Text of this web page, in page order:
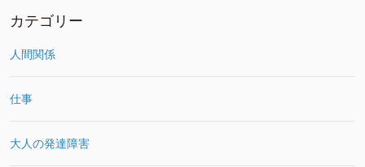
カテゴリー
人間関係
仕事
大人の発達障害